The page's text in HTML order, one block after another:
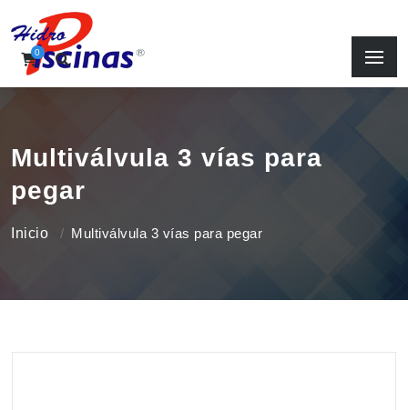
0
Multiválvula 3 vías para
pegar
Inicio Multiválvula 3 vías para pegar